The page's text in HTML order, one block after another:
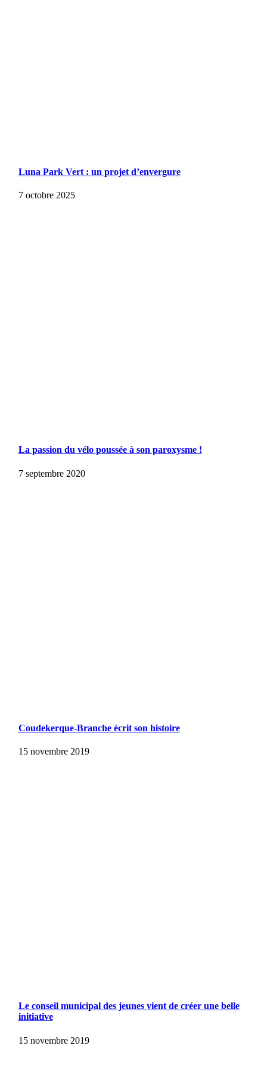
Luna Park Vert : un projet d’envergure
7 octobre 2025
La passion du vélo poussée à son paroxysme !
7 septembre 2020
Coudekerque-Branche écrit son histoire
15 novembre 2019
Le conseil municipal des jeunes vient de créer une belle
initiative
15 novembre 2019